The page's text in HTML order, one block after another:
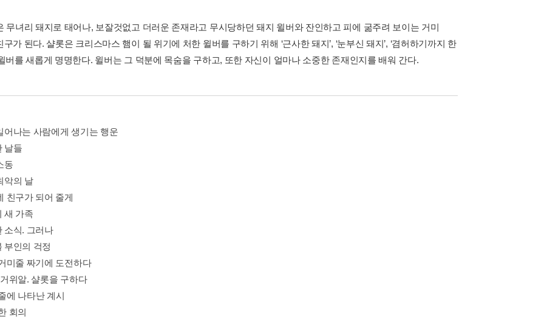
무녀리 돼지로 태어나, 보잘것없고 더러운 존재라고 무시당하던 돼지 윌버와 잔인하고 피에 굶주려 보이는 거미
구가 된다. 샬롯은 크리스마스 햄이 될 위기에 처한 윌버를 구하기 위해 ‘근사한 돼지’, ‘눈부신 돼지’, ‘겸허하기까지 한
버를 새롭게 명명한다. 윌버는 그 덕분에 목숨을 구하고, 또한 자신이 얼마나 소중한 존재인지를 배워 간다.
어나는 사람에게 생기는 행운
날들
동
악의 날
친구가 되어 줄게
새 가족
소식. 그러나
부인의 걱정
미줄 짜기에 도전하다
위알. 샬롯을 구하다
에 나타난 계시
회의